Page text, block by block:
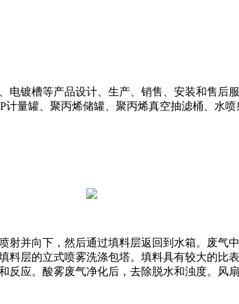
镀槽等产品设计、生产、销售、安装和售后
量罐、聚丙烯储罐、聚丙烯真空抽滤桶、水
并向下，然后通过填料层返回到水箱。废气
层的立式喷雾洗涤包塔。填料具有较大的比
反应。酸雾废气净化后，去除脱水和浊度。风